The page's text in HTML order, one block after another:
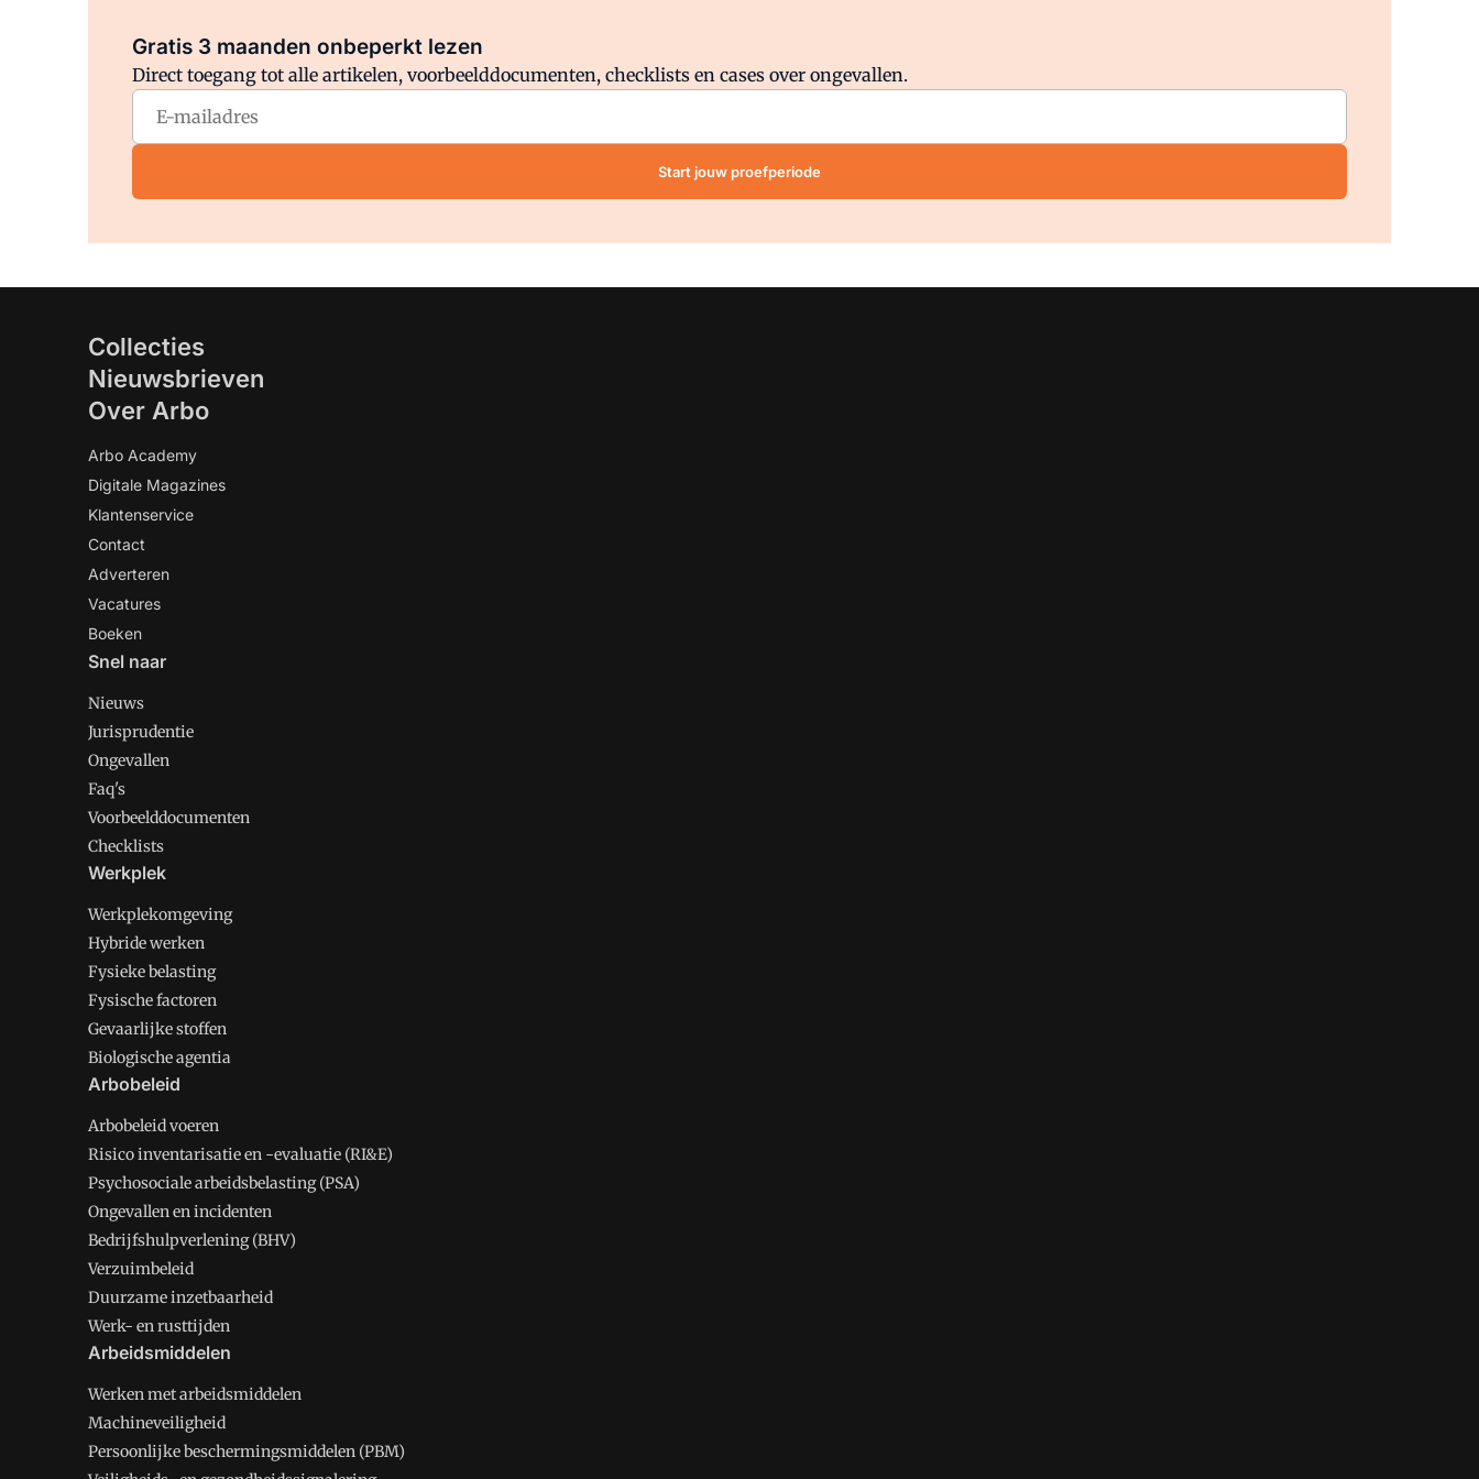
Gratis 3 maanden onbeperkt lezen
Direct toegang tot alle artikelen, voorbeelddocumenten, checklists en cases over ongevallen.
Start jouw proefperiode
Collecties
Nieuwsbrieven
Over Arbo
Arbo Academy
Digitale Magazines
Klantenservice
Contact
Adverteren
Vacatures
Boeken
Snel naar
Nieuws
Jurisprudentie
Ongevallen
Faq's
Voorbeelddocumenten
Checklists
Werkplek
Werkplekomgeving
Hybride werken
Fysieke belasting
Fysische factoren
Gevaarlijke stoffen
Biologische agentia
Arbobeleid
Arbobeleid voeren
Risico inventarisatie en -evaluatie (RI&E)
Psychosociale arbeidsbelasting (PSA)
Ongevallen en incidenten
Bedrijfshulpverlening (BHV)
Verzuimbeleid
Duurzame inzetbaarheid
Werk- en rusttijden
Arbeidsmiddelen
Werken met arbeidsmiddelen
Machineveiligheid
Persoonlijke beschermingsmiddelen (PBM)